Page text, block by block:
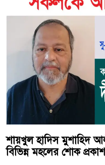
শায়খুল হাদিস মুশাহিদ
বিভিন্ন মহলের শোক প্রকাশ